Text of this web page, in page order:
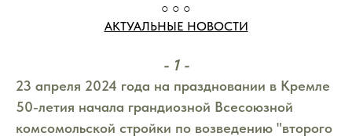
○ ○ ○
АКТУАЛЬНЫЕ НОВОСТИ
- 1 -
23 апреля 2024 года на праздновании в Кремле
50-летия начала грандиозной Всесоюзной
комсомольской стройки по возведению "второго